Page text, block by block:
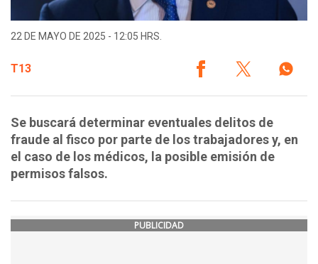
22 DE MAYO DE 2025 - 12:05 HRS.
T13
Se buscará determinar eventuales delitos de
fraude al fisco por parte de los trabajadores y, en
el caso de los médicos, la posible emisión de
permisos falsos.
PUBLICIDAD